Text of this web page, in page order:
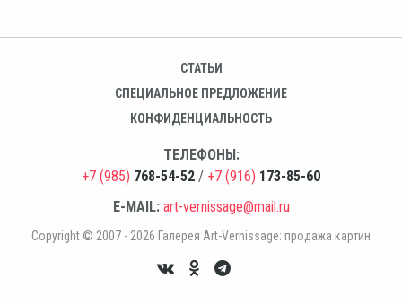
СТАТЬИ
СПЕЦИАЛЬНОЕ ПРЕДЛОЖЕНИЕ
КОНФИДЕНЦИАЛЬНОСТЬ
ТЕЛЕФОНЫ:
+7 (985) 768-54-52 / +7 (916) 173-85-60
E-MAIL: art-vernissage@mail.ru
Copyright © 2007 - 2026 Галерея Art-Vernissage: продажа картин